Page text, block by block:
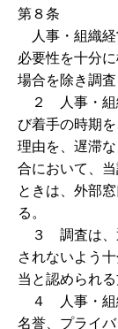
第８条
人事・組織経
必要性を十分
場合を除き調査
２ 人事・組
び着手の時期
理由を、遅滞
合において、
ときは、外部
る。
３ 調査は、
されないよう
当と認められ
４ 人事・組
名誉、プライ